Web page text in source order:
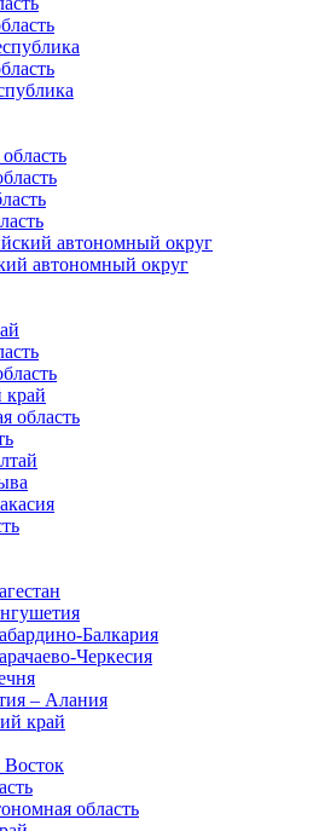
автономный округ
автономный округ
край
область
Балкария
Черкесия
– Алания
край
область